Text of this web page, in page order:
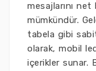
mesajlarını
mümkündür.
tabela gibi
olarak, mobil
içerikler sunar.